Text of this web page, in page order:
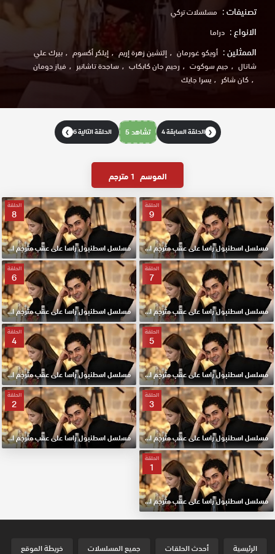
تصنيفات : مسلسلات تركي
الانواع : دراما
الممثلين : أويكو غورمان إلتشين زهرة إريم إيلكر أكسوم
بيرك علي
شاتال
جيم سوكوت رحيم جان كابكاب ساجدة تاشانير
فياز دومان
كان شاكر
يسرا جايك
❮ الحلقة السابقة 4 تشاهد 5 الحلقة التالية 6 ❯
الموسم 1 مترجم
الحلقة
9
مسلسل اسطنبول راسا على عقب مترجم الحلقة 9 HD
الحلقة
8
مسلسل اسطنبول راسا على عقب مترجم الحلقة 8 HD
الحلقة
7
مسلسل اسطنبول راسا على عقب مترجم الحلقة 7 HD
الحلقة
6
مسلسل اسطنبول راسا على عقب مترجم الحلقة 6 HD
الحلقة
5
مسلسل اسطنبول راسا على عقب مترجم الحلقة 5 HD
الحلقة
4
مسلسل اسطنبول راسا على عقب مترجم الحلقة 4 HD
الحلقة
3
مسلسل اسطنبول راسا على عقب مترجم الحلقة 3 HD
الحلقة
2
مسلسل اسطنبول راسا على عقب مترجم الحلقة 2 HD
الحلقة
1
مسلسل اسطنبول راسا على عقب مترجم الحلقة الأولي 1 HD
الرئيسية أحدث الحلقات جميع المسلسلات خريطة الموقع